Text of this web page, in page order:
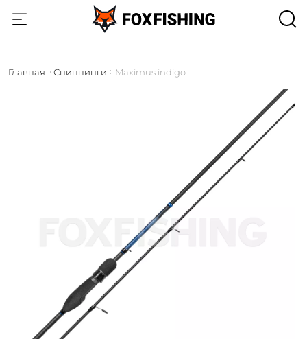
Главная Спиннинги Maximus indigo